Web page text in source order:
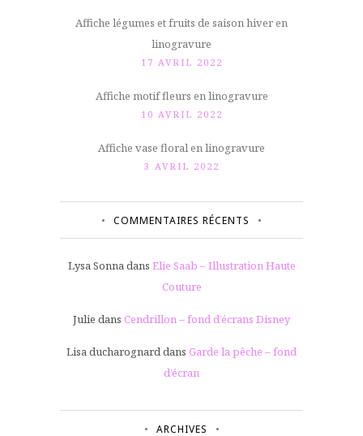
Affiche légumes et fruits de saison hiver en
linogravure
17 AVRIL 2022
Affiche motif fleurs en linogravure
10 AVRIL 2022
Affiche vase floral en linogravure
3 AVRIL 2022
COMMENTAIRES RÉCENTS
Lysa Sonnadans Elie Saab – Illustration Haute
Couture
Julie dans Cendrillon – fond d’écrans Disney
Lisa ducharognarddans Garde la pêche – fond
d’écran
ARCHIVES